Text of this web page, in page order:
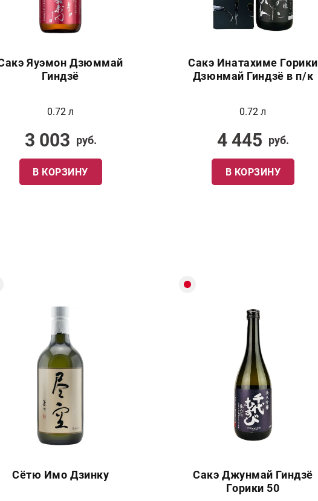
Яуэмон Дзюммай
Гиндзё
0.72 л
3 003 руб.
В КОРЗИНУ
Сакэ Инатахиме Горики
Дзюнмай Гиндзё в п/к
0.72 л
4 445 руб.
В КОРЗИНУ
Сётю Имо Дзинку
Сакэ Джунмай Гиндзё
Горики 50